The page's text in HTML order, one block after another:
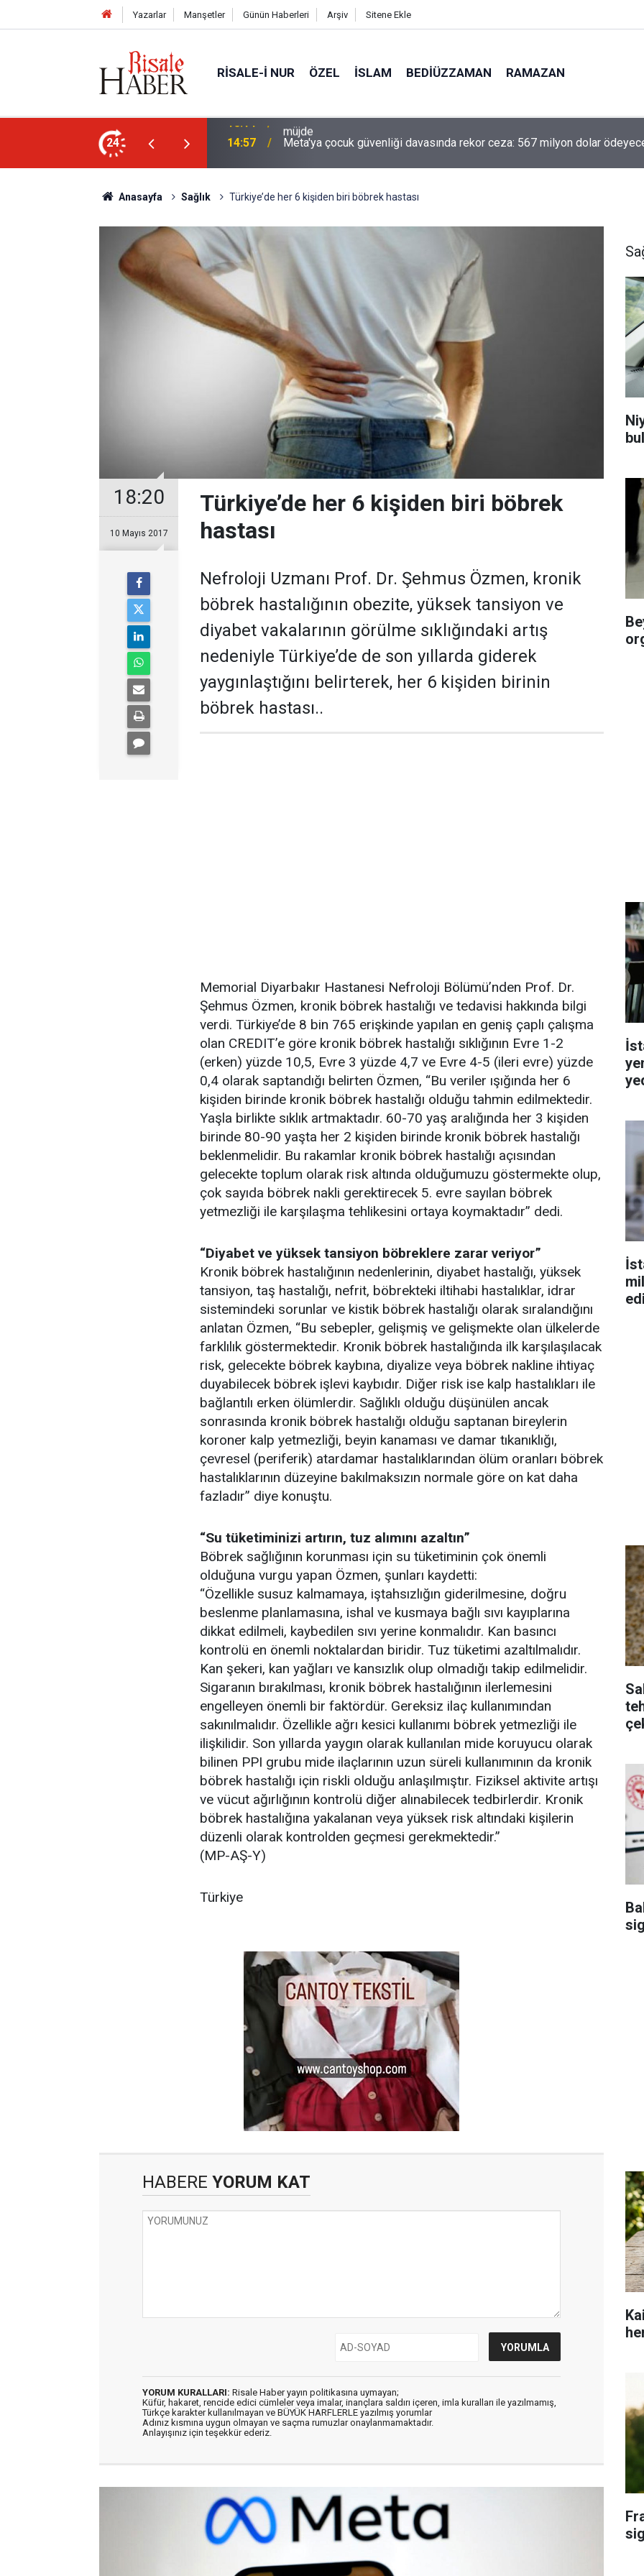
Yazarlar Manşetler Günün Haberleri Arşiv Sitene Ekle
RISALE-I NUR ÖZEL İSLAM BEDIÜZZAMAN RAMAZAN
24
talebesine gösterdiği vefa ve verdiği
14:57 Meta'ya çocuk güvenliği davasında rekor ceza: 567 milyon dolar
Anasayfa Sağlık Türkiye’de her 6 kişiden biri böbrek hastası
18:20
10 Mayıs 2017
Türkiye’de her 6 kişiden biri böbrek
hastası
​Nefroloji Uzmanı Prof. Dr. Şehmus Özmen, kronik
böbrek hastalığının obezite, yüksek tansiyon ve
diyabet vakalarının görülme sıklığındaki artış
nedeniyle Türkiye’de de son yıllarda giderek
yaygınlaştığını belirterek, her 6 kişiden birinin
böbrek hastası..
Memorial Diyarbakır Hastanesi Nefroloji Bölümü’nden Prof. Dr.
Şehmus Özmen, kronik böbrek hastalığı ve tedavisi hakkında bilgi
verdi. Türkiye’de 8 bin 765 erişkinde yapılan en geniş çaplı çalışma
olan CREDIT’e göre kronik böbrek hastalığı sıklığının Evre 1-2
(erken) yüzde 10,5, Evre 3 yüzde 4,7 ve Evre 4-5 (ileri evre) yüzde
0,4 olarak saptandığı belirten Özmen, “Bu veriler ışığında her 6
kişiden birinde kronik böbrek hastalığı olduğu tahmin edilmektedir.
Yaşla birlikte sıklık artmaktadır. 60-70 yaş aralığında her 3 kişiden
birinde 80-90 yaşta her 2 kişiden birinde kronik böbrek hastalığı
beklenmelidir. Bu rakamlar kronik böbrek hastalığı açısından
gelecekte toplum olarak risk altında olduğumuzu göstermekte olup,
çok sayıda böbrek nakli gerektirecek 5. evre sayılan böbrek
yetmezliği ile karşılaşma tehlikesini ortaya koymaktadır” dedi.
“Diyabet ve yüksek tansiyon böbreklere zarar veriyor”
Kronik böbrek hastalığının nedenlerinin, diyabet hastalığı, yüksek
tansiyon, taş hastalığı, nefrit, böbrekteki iltihabi hastalıklar, idrar
sistemindeki sorunlar ve kistik böbrek hastalığı olarak sıralandığını
anlatan Özmen, “Bu sebepler, gelişmiş ve gelişmekte olan ülkelerde
farklılık göstermektedir. Kronik böbrek hastalığında ilk karşılaşılacak
risk, gelecekte böbrek kaybına, diyalize veya böbrek nakline ihtiyaç
duyabilecek böbrek işlevi kaybıdır. Diğer risk ise kalp hastalıkları ile
bağlantılı erken ölümlerdir. Sağlıklı olduğu düşünülen ancak
sonrasında kronik böbrek hastalığı olduğu saptanan bireylerin
koroner kalp yetmezliği, beyin kanaması ve damar tıkanıklığı,
çevresel (periferik) atardamar hastalıklarından ölüm oranları böbrek
hastalıklarının düzeyine bakılmaksızın normale göre on kat daha
fazladır” diye konuştu.
“Su tüketiminizi artırın, tuz alımını azaltın”
Böbrek sağlığının korunması için su tüketiminin çok önemli
olduğuna vurgu yapan Özmen, şunları kaydetti:
“Özellikle susuz kalmamaya, iştahsızlığın giderilmesine, doğru
beslenme planlamasına, ishal ve kusmaya bağlı sıvı kayıplarına
dikkat edilmeli, kaybedilen sıvı yerine konmalıdır. Kan basıncı
kontrolü en önemli noktalardan biridir. Tuz tüketimi azaltılmalıdır.
Kan şekeri, kan yağları ve kansızlık olup olmadığı takip edilmelidir.
Sigaranın bırakılması, kronik böbrek hastalığının ilerlemesini
engelleyen önemli bir faktördür. Gereksiz ilaç kullanımından
sakınılmalıdır. Özellikle ağrı kesici kullanımı böbrek yetmezliği ile
ilişkilidir. Son yıllarda yaygın olarak kullanılan mide koruyucu olarak
bilinen PPI grubu mide ilaçlarının uzun süreli kullanımının da kronik
böbrek hastalığı için riskli olduğu anlaşılmıştır. Fiziksel aktivite artışı
ve vücut ağırlığının kontrolü diğer alınabilecek tedbirlerdir. Kronik
böbrek hastalığına yakalanan veya yüksek risk altındaki kişilerin
düzenli olarak kontrolden geçmesi gerekmektedir.”
(MP-AŞ-Y)
Türkiye
HABERE YORUM KAT
YORUM KURALLARI: Risale Haber yayın politikasına uymayan;
Küfür, hakaret, rencide edici cümleler veya imalar, inançlara saldırı içeren, imla kuralları ile yazılmamış,
Türkçe karakter kullanılmayan ve BÜYÜK HARFLERLE yazılmış yorumlar
Adınız kısmına uygun olmayan ve saçma rumuzlar onaylanmamaktadır.
Anlayışınız için teşekkür ederiz.